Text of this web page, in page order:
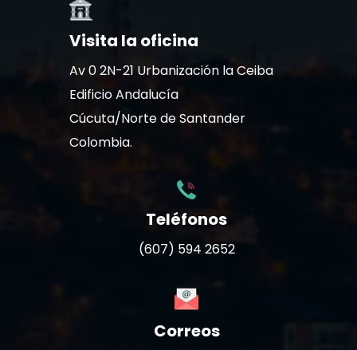
Visita la oficina
Av 0 2N-21 Urbanización la Ceiba
Edificio Andalucía
Cúcuta/Norte de Santander
Colombia.
Teléfonos
(607) 594 2652
Correos